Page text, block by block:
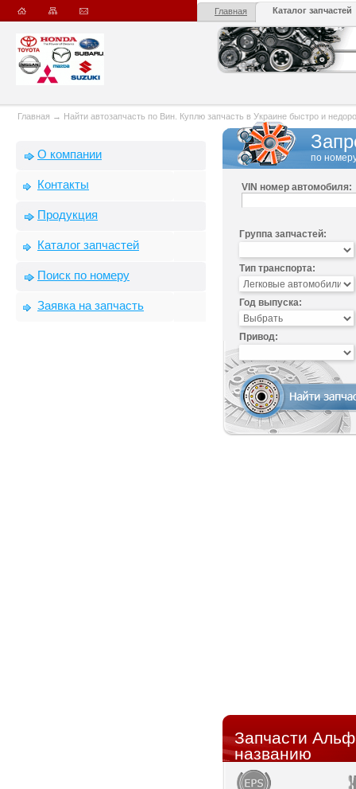
Главная Каталог запчастей
Главная → Найти автозапчасть по Вин. Куплю запчасть в Украине быстро и
О компании
Контакты
Продукция
Каталог запчастей
Поиск по номеру
Заявка на запчасть
по
VIN номер автомобиля:
Группа запчастей:
Тип транспорта:
Год выпуска:
Привод:
Запчасти
названию